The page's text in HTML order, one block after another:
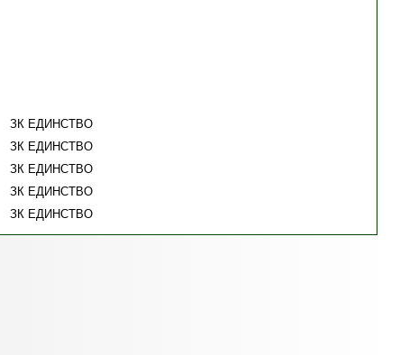
ЗК ЕДИНСТВО
ЗК ЕДИНСТВО
ЗК ЕДИНСТВО
ЗК ЕДИНСТВО
ЗК ЕДИНСТВО